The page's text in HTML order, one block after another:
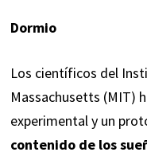
Dormio
Los científicos del
Massachusetts (MIT)
experimental y un
contenido de los